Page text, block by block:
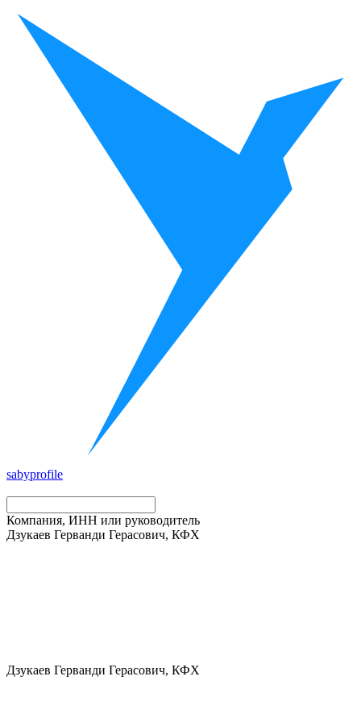
sabyprofile
Компания, ИНН или руководитель
Дзукаев Герванди Герасович, КФХ
Дзукаев Герванди Герасович, КФХ